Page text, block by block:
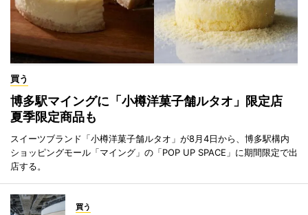
買う
博多駅マイングに「小樽洋菓子舗ルタオ」限定店
夏季限定商品も
スイーツブランド「小樽洋菓子舗ルタオ」が8月4日から、博多駅構内
ショッピングモール「マイング」の「POP UP SPACE」に期間限定で出
店する。
買う